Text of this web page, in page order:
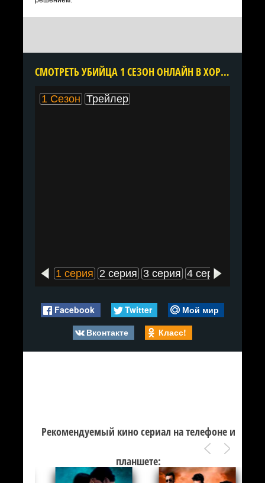
CМОТРЕТЬ УБИЙЦА 1 СЕЗОН ОНЛАЙН В ХОРОШЕМ КАЧЕСТВЕ ВСЕ СЕРИИ ПОДРЯД БЕСПЛАТНО
1 Сезон Трейлер
1 серия 2 серия 3 серия 4 серия
Facebook Twitter
Мой мир
Вконтакте
Класс!
Рекомендуемый кино сериал на телефоне и
планшете: